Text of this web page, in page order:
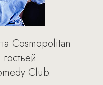
Cosmopolitan
Club.